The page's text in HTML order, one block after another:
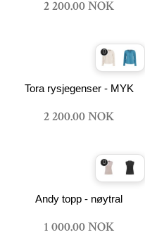
2 200.00 NOK
Tora rysjegenser - MYK
2 200.00 NOK
Andy topp - nøytral
1 000.00 NOK